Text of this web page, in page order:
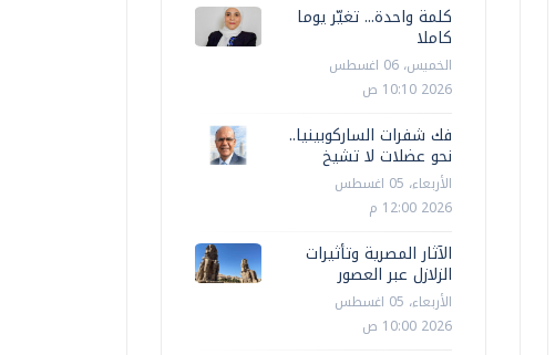
كلمة واحدة... تغيّر يوما
كاملا
الخميس، 06 اغسطس
2026 10:10 ص
فك شفرات الساركوبينيا..
نحو عضلات لا تشيخ
الأربعاء، 05 اغسطس
2026 12:00 م
الآثار المصرية وتأثيرات
الزلازل عبر العصور
الأربعاء، 05 اغسطس
2026 10:00 ص